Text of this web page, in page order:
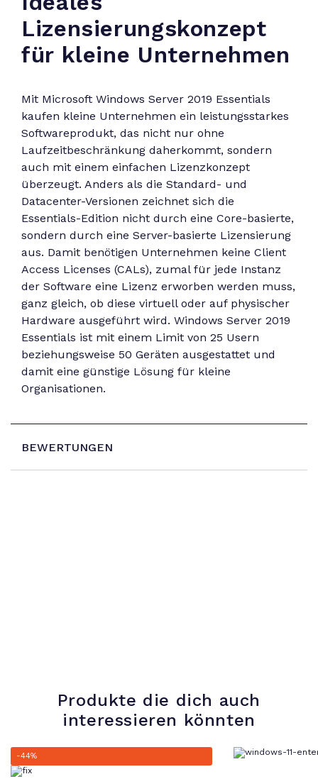
Lizensierungskonzept
für kleine Unternehmen
Mit Microsoft Windows Server 2019 Essentials
kaufen kleine Unternehmen ein leistungsstarkes
Softwareprodukt, das nicht nur ohne
Laufzeitbeschränkung daherkommt, sondern
auch mit einem einfachen Lizenzkonzept
überzeugt. Anders als die Standard- und
Datacenter-Versionen zeichnet sich die
Essentials-Edition nicht durch eine Core-basierte,
sondern durch eine Server-basierte Lizensierung
aus. Damit benötigen Unternehmen keine Client
Access Licenses (CALs), zumal für jede Instanz
der Software eine Lizenz erworben werden muss,
ganz gleich, ob diese virtuell oder auf physischer
Hardware ausgeführt wird. Windows Server 2019
Essentials ist mit einem Limit von 25 Usern
beziehungsweise 50 Geräten ausgestattet und
damit eine günstige Lösung für kleine
Organisationen.
BEWERTUNGEN
Produkte die dich auch
interessieren könnten
-44%